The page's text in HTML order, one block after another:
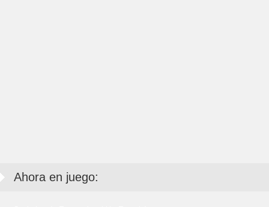
Ahora en juego: